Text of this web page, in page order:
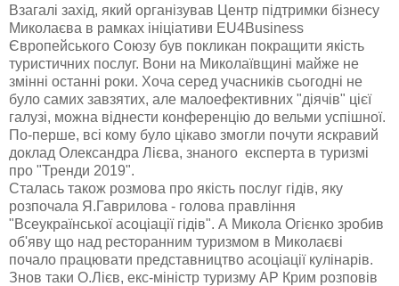
Взагалі захід, який організував Центр підтримки бізнесу
Миколаєва в рамках ініціативи EU4Business
Європейського Союзу був покликан покращити якість
туристичних послуг. Вони на Миколаївщині майже не
змінні останні роки. Хоча серед учасників сьогодні не
було самих завзятих, але малоефективних "діячів" цієї
галузі, можна віднести конференцію до вельми успішної.
По-перше, всі кому було цікаво змогли почути яскравий
доклад Олександра Лієва, знаного експерта в туризмі
про "Тренди 2019".
Сталась також розмова про якість послуг гідів, яку
розпочала Я.Гаврилова - голова правління
"Всеукраїнської асоціації гідів". А Микола Огієнко зробив
об'яву що над ресторанним туризмом в Миколаєві
почало працювати представництво асоціації кулінарів.
Знов таки О.Лієв, екс-міністр туризму АР Крим розповів